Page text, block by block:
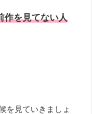
作を見てない人
を見ていきましょ